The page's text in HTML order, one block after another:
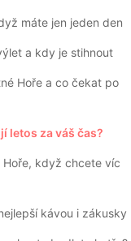
máte jen jeden den
a kdy je stihnout
Hoře a co čekat po
letos za váš čas?
Hoře, když chcete víc
kávou i zákusky